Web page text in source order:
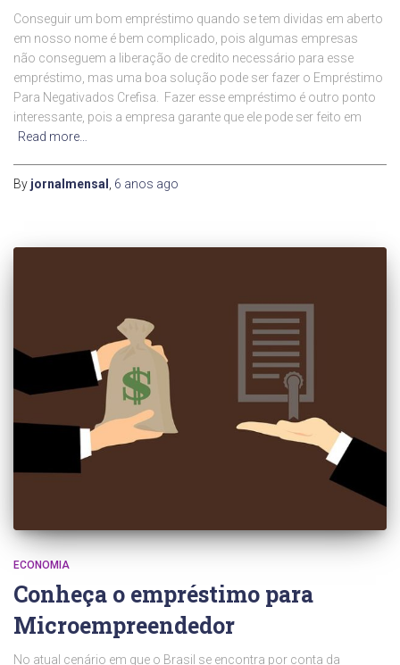
Conseguir um bom empréstimo quando se tem dividas em aberto
em nosso nome é bem complicado, pois algumas empresas
não conseguem a liberação de credito necessário para esse
empréstimo, mas uma boa solução pode ser fazer o Empréstimo
Para Negativados Crefisa. Fazer esse empréstimo é outro ponto
interessante, pois a empresa garante que ele pode ser feito em
Read more…
By jornalmensal 6 anos ago
ECONOMIA
Conheça o empréstimo para
Microempreendedor
No atual cenário em que o Brasil se encontra por conta da